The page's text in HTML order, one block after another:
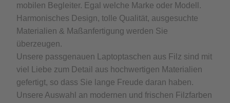
mobilen Begleiter. Egal welche Marke oder Modell.
Harmonisches Design, tolle Qualität, ausgesuchte
Materialien & Maßanfertigung werden Sie
überzeugen.
Unsere passgenauen Laptoptaschen aus Filz sind mit
viel Liebe zum Detail aus hochwertigen Materialien
gefertigt, so dass Sie lange Freude daran haben.
Unsere Auswahl an modernen und frischen Filzfarben